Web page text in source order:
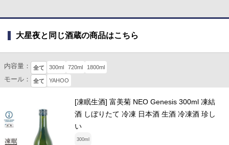
大星夜と同じ酒蔵の商品はこちら
内容量： 全て 300ml 720ml 1800ml
モール： 全て YAHOO
[凍眠生酒] 富美菊 NEO Genesis 300ml 凍結
酒 しぼりたて 冷凍 日本酒 生酒 冷凍酒 珍し
い
300ml